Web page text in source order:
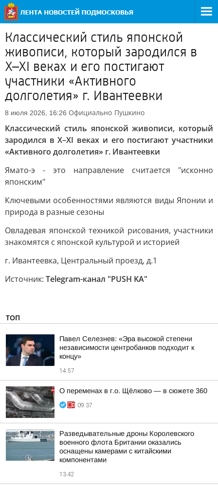
Классический стиль японской
живописи, который зародился в
X–XI веках и его постигают
участники «Активного
долголетия» г. Ивантеевки
8 июля 2026, 16:26 Официально Пушкино
Классический стиль японской живописи, который
зародился в X–XI веках и его постигают участники
«Активного долголетия» г. Ивантеевки
Ямато-э - это направление считается "исконно
японским"
Ключевыми особенностями являются виды Японии и
природа в разные сезоны
Овладевая японской техникой рисования, участники
знакомятся с японской культурой и историей
г. Ивантеевка, Центральный проезд, д.1
Источник: Telegram-канал "PUSH KA"
ТОП
Павел Селезнев: «Эра высокой степени
независимости центробанков подходит к
концу»
14:57
О переменах в г.о. Щёлково — в сюжете 360
09:37
Разведывательные дроны Королевского
военного флота Британии оказались
оснащены камерами с китайскими
компонентами
13:42